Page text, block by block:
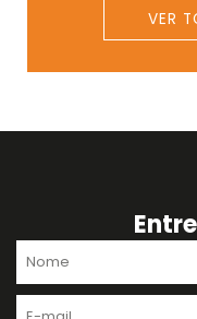
VER
Nome
E-